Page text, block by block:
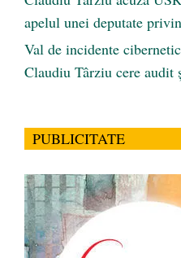
apelul unei deputate
Val de incidente
Claudiu Târziu cere audit
PUBLICITATE